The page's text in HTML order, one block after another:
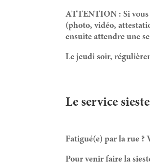
ATTENTION : Si vous
(photo, vidéo,
ensuite attendre une
Le jeudi soir,
Le service sieste
Fatigué(e) par la rue ?
Pour venir faire la